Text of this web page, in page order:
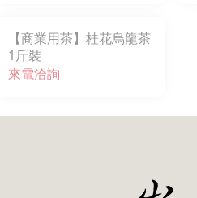
【商業用茶】桂花烏龍茶
1斤裝
來電洽詢